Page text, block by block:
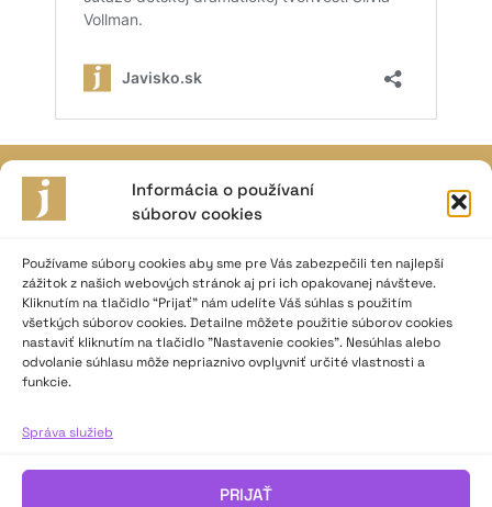
Informácia o používaní
súborov cookies
Používame súbory cookies aby sme pre Vás zabezpečili ten najlepší
zážitok z našich webových stránok aj pri ich opakovanej návšteve.
Kliknutím na tlačidlo “Prijať” nám udelíte Váš súhlas s použitím
všetkých súborov cookies. Detailne môžete použitie súborov cookies
nastaviť kliknutím na tlačidlo "Nastavenie cookies". Nesúhlas alebo
odvolanie súhlasu môže nepriaznivo ovplyvniť určité vlastnosti a
funkcie.
Správa služieb
PRIJAŤ
JAVISKO
e-mail: javisko.noc@nocka.sk
Nám. SNP č. 12, 812 34 Bratislava 1
Slovenská republika
2023–2025 ©
Logofont by